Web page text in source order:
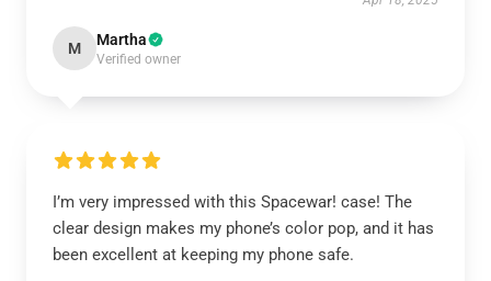
M Martha
Verified owner
I’m very impressed with this Spacewar! case! The
clear design makes my phone’s color pop, and it has
been excellent at keeping my phone safe.